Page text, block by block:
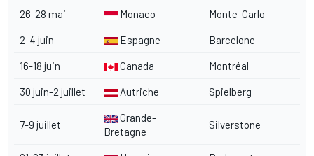
26-28 mai Monaco Monte-Carlo
2-4 juin Espagne Barcelone
16-18 juin Canada Montréal
30 juin-2 juillet Autriche Spielberg
7-9 juillet
Grande-
Bretagne
Silverstone